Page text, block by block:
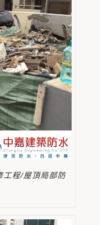
工程/屋頂局部防